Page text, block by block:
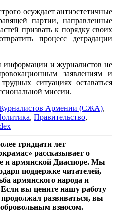
осуждает антиэстетичные
партии, направленные
призвать к порядку своих
процесс деградации
информации и журналистов не
заявлениям и
ситуациях оставаться
миссии.
Армении (СЖА),
, Правительство,
тридцати лет
рассказывает о
и армянской Диаспоре. Мы
поддержке читателей,
армянского народа и
вы цените нашу работу
развиваться, вы
взносом.